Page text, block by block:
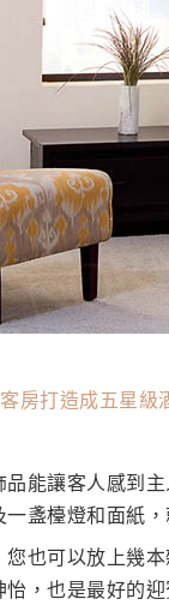
房打造成五星級
能讓客人感到
盞檯燈和面紙
也可以放上幾
，也是最好的迎